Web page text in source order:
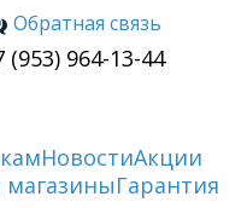
Обратная связь
(953) 964-13-44
НовостиАкции
Гарантия